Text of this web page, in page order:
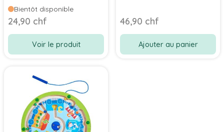
2 ans
Bientôt disponible
24,90 chf
Voir le produit
46,90 chf
Ajouter au panier